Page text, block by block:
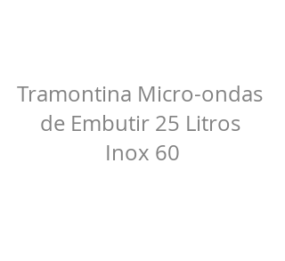
Tramontina Micro-ondas
de Embutir 25 Litros
Inox 60